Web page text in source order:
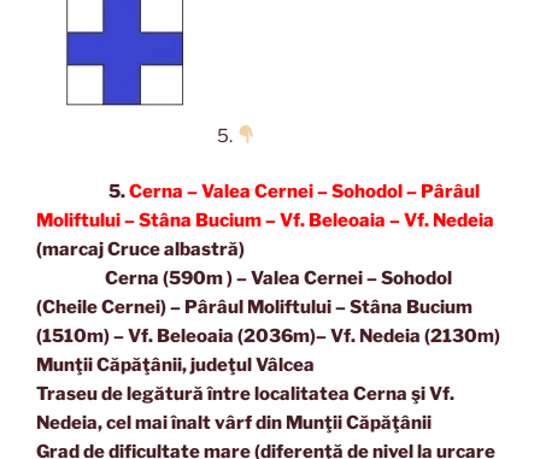
5.
5.Cerna – Valea Cernei – Sohodol – Pârâul
Moliftului – Stâna Bucium – Vf. Beleoaia – Vf. Nedeia
(marcaj Cruce albastră)
Cerna (590m ) – Valea Cernei – Sohodol
(Cheile Cernei) – Pârâul Moliftului – Stâna Bucium
(1510m) – Vf. Beleoaia (2036m)– Vf. Nedeia (2130m)
Munţii Căpăţânii, judeţul Vâlcea
Traseu de legătură între localitatea Cerna şi Vf.
Nedeia, cel mai înalt vârf din Munţii Căpăţânii
Grad de dificultate mare (diferenţă de nivel la urcare